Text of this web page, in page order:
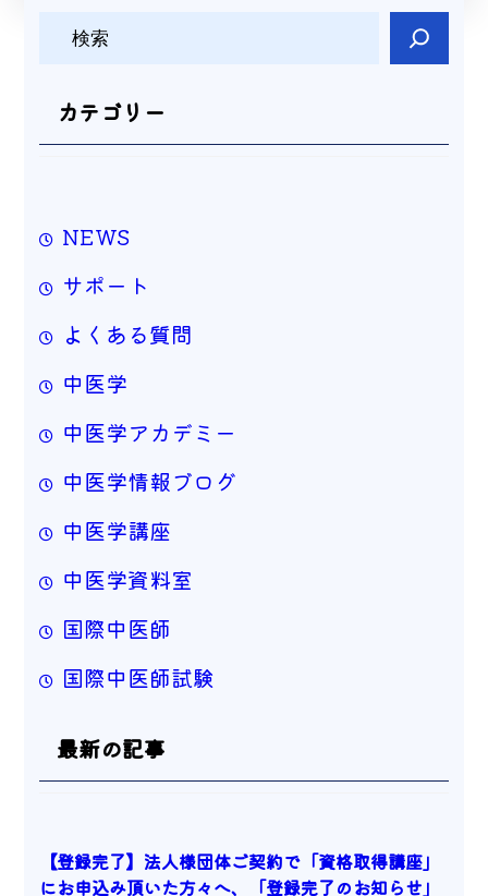
カテゴリー
NEWS
サポート
よくある質問
中医学
中医学アカデミー
中医学情報ブログ
中医学講座
中医学資料室
国際中医師
国際中医師試験
最新の記事
【登録完了】法人様団体ご契約で「資格取得講座」
にお申込み頂いた方々へ、「登録完了のお知らせ」